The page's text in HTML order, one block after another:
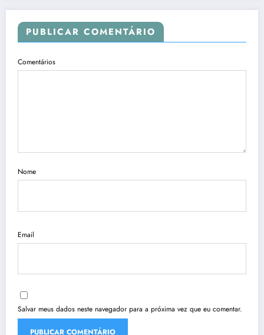
PUBLICAR COMENTÁRIO
Comentários
Nome
Email
Salvar meus dados neste navegador para a próxima vez que eu comentar.